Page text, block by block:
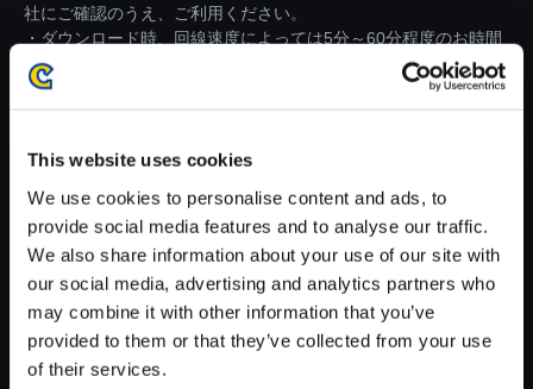
This website uses cookies
We use cookies to personalise content and ads, to
provide social media features and to analyse our traffic.
We also share information about your use of our site with
our social media, advertising and analytics partners who
may combine it with other information that you’ve
provided to them or that they’ve collected from your use
of their services.
社にご確認のうえ、ご利用ください。
・ダウンロード時、回線速度によっては5分～60分程度のお時間
がかかる場合がございます。
※ご購入いただいたファイルのダウンロードの際には、通信環境
が安定しているWifi環境でお試しください。
【単曲】Street Fighter 6 Origin
al Soundtrack Fighting Groun
d - Menu